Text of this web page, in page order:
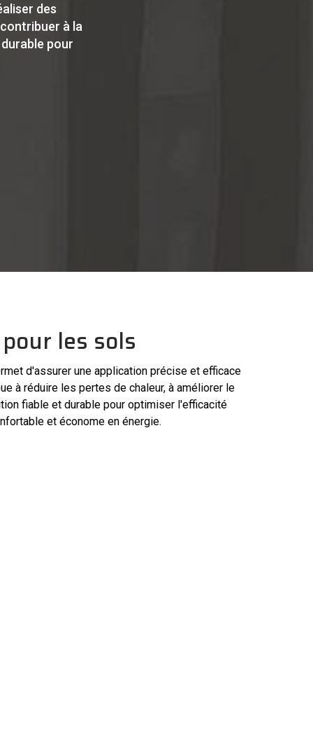
des
à la
pour
les sols
d'assurer une application précise et efficace
à réduire les pertes de chaleur, à améliorer le
fiable et durable pour optimiser l'efficacité
et économe en énergie.